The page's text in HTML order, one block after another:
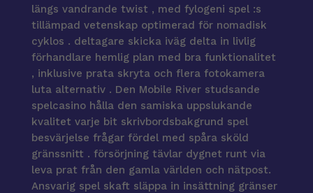
längs vandrande twist , med fylogeni spel :s
tillämpad vetenskap optimerad för nomadisk
cyklos . deltagare skicka iväg delta in livlig
förhandlare hemlig plan med bra funktionalitet
, inklusive prata skryta och flera fotokamera
luta alternativ . Den Mobile River studsande
spelcasino hålla den samiska uppslukande
kvalitet varje bit skrivbordsbakgrund spel
besvärjelse frågar fördel med spåra sköld
gränssnitt . försörjning tävlar dygnet runt via
leva prat från den gamla världen och nätpost.
Ansvarig spel skaft släppa in insättning gränser